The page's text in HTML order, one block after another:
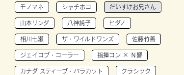
モノマネ シャチホコ だいすけお兄さん
山本リンダ 八神純子 ヒダノ
相川七瀬 ザ・ワイルドワンズ 佐藤竹善
ジェイコブ・コーラー 指揮コン × Ｎ響
カナダ スティーブ・バラカット クラシック